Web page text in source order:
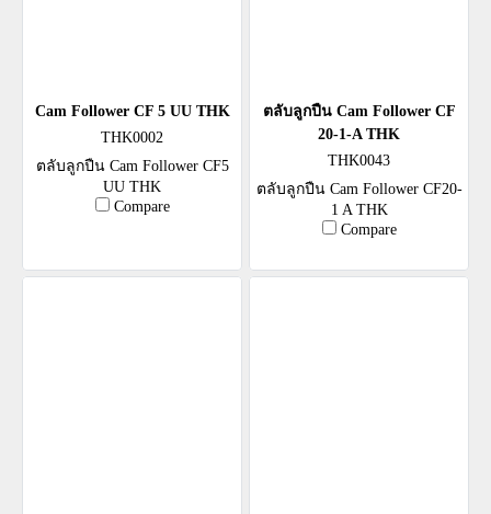
Cam Follower CF 5 UU THK
THK0002
ตลับลูกปืน Cam Follower CF5
UU THK
Compare
ตลับลูกปืน Cam Follower CF
20-1-A THK
THK0043
ตลับลูกปืน Cam Follower CF20-
1 A THK
Compare